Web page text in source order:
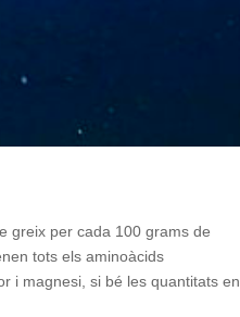
greix per cada 100 grams de
tots els aminoàcids
i magnesi, si bé les quantitats en